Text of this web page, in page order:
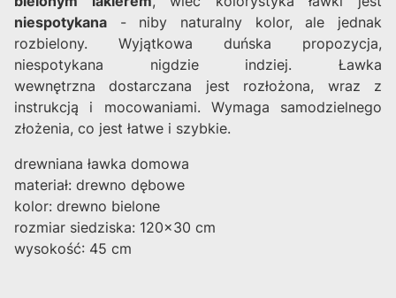
niespotykana - niby naturalny kolor, ale jednak
rozbielony. Wyjątkowa duńska propozycja,
niespotykana nigdzie indziej. Ławka
wewnętrzna dostarczana jest rozłożona, wraz z
instrukcją i mocowaniami. Wymaga samodzielnego
złożenia, co jest łatwe i szybkie.
drewniana ławka domowa
materiał: drewno dębowe
kolor: drewno bielone
rozmiar siedziska: 120x30 cm
wysokość: 45 cm